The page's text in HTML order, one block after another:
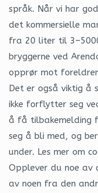
språk. Når vi har
det kommersielle
fra 20 liter til
bryggerne ved
opprør mot
Det er også viktig å
ikke forflytter seg
å få tilbakemelding
seg å bli med, og
under. Les mer om
Opplever du noe
av noen fra den